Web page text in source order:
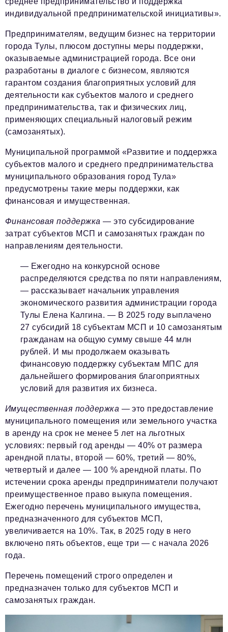
индивидуальной предпринимательской инициативы».
Предпринимателям, ведущим бизнес на территории
города Тулы, плюсом доступны меры поддержки,
оказываемые администрацией города. Все они
разработаны в диалоге с бизнесом, являются
гарантом создания благоприятных условий для
деятельности как субъектов малого и среднего
предпринимательства, так и физических лиц,
применяющих специальный налоговый режим
(самозанятых).
Муниципальной программой «Развитие и поддержка
субъектов малого и среднего предпринимательства
муниципального образования город Тула»
предусмотрены такие меры поддержки, как
финансовая и имущественная.
Финансовая поддержка — это субсидирование
затрат субъектов МСП и самозанятых граждан по
направлениям деятельности.
— Ежегодно на конкурсной основе
распределяются средства по пяти направлениям,
— рассказывает начальник управления
экономического развития администрации города
Тулы Елена Калгина. — В 2025 году выплачено
27 субсидий 18 субъектам МСП и 10 самозанятым
гражданам на общую сумму свыше 44 млн
рублей. И мы продолжаем оказывать
финансовую поддержку субъектам МПС для
дальнейшего формирования благоприятных
условий для развития их бизнеса.
Имущественная поддержка — это предоставление
муниципального помещения или земельного участка
в аренду на срок не менее 5 лет на льготных
условиях: первый год аренды — 40% от размера
арендной платы, второй — 60%, третий — 80%,
четвертый и далее — 100 % арендной платы. По
истечении срока аренды предприниматели получают
преимущественное право выкупа помещения.
Ежегодно перечень муниципального имущества,
предназначенного для субъектов МСП,
увеличивается на 10%. Так, в 2025 году в него
включено пять объектов, еще три — с начала 2026
года.
Перечень помещений строго определен и
предназначен только для субъектов МСП и
самозанятых граждан.